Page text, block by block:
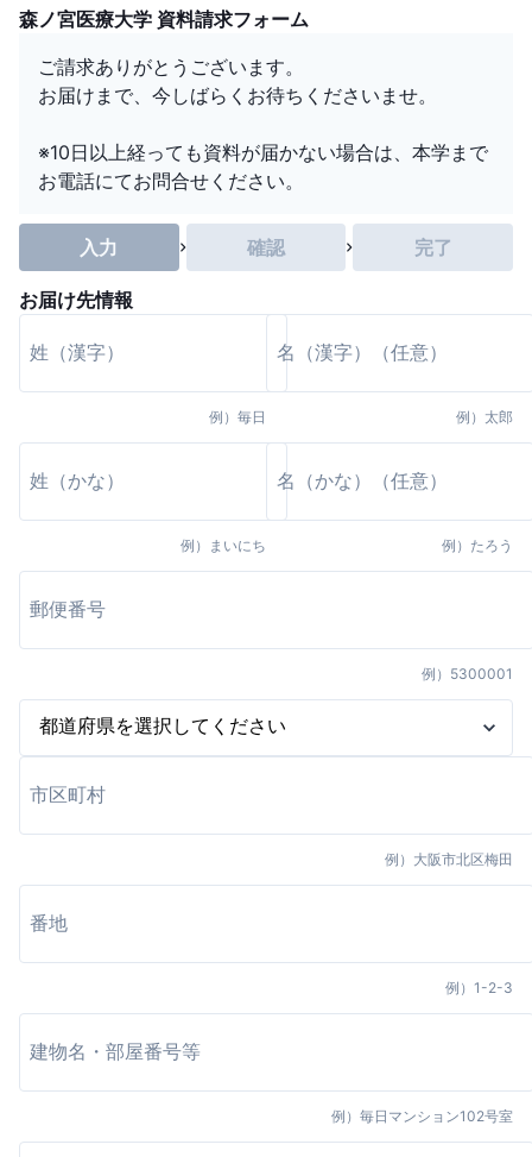
森ノ宮医療大学 資料請求フォーム
ご請求ありがとうございます。
お届けまで、今しばらくお待ちくださいませ。
※10日以上経っても資料が届かない場合は、本学まで
お電話にてお問合せください。
入力 確認 完了
お届け先情報
例） 毎日 例） 太郎
例） まいにち 例） たろう
例） 5300001
例） 大阪市北区梅田
例） 1-2-3
例） 毎日マンション102号室